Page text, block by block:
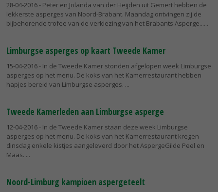
28-04-2016- Peter en Jolanda van der Heijden uit Gemert hebben de
lekkerste asperges van Noord-Brabant. Maandag ontvingen zij de
bijbehorende trofee van de verkiezing van het Brabants Asperge...
Limburgse asperges op kaart Tweede Kamer
15-04-2016- In de Tweede Kamer stonden afgelopen week Limburgse
asperges op het menu. De koks van het Kamerrestaurant hebben
hapjes bereid van Limburgse asperges.
Tweede Kamerleden aan Limburgse asperge
12-04-2016- In de Tweede Kamer staan deze week Limburgse
asperges op het menu. De koks van het Kamerrestaurant kregen
dinsdag enkele kistjes aangeleverd door het AspergeGilde Peel en
Maas.
Noord-Limburg kampioen aspergeteelt